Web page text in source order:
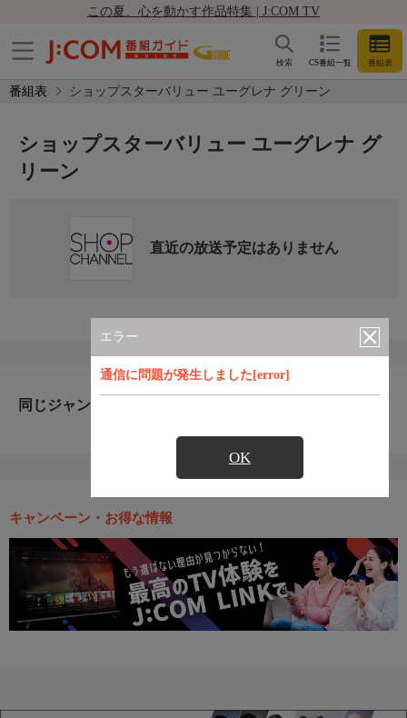
この夏、心を動かす作品特集 | J:COM TV
CS番組一覧 番組表
検索
番組表 ショップスターバリュー ユーグレナ グリーン
エラー
通信に問題が発生しました[error]
OK
ショップスターバリュー ユーグレナ グ
リーン
直近の放送予定はありません
同じジャンルのおすすめ番組
キャンペーン・お得な情報